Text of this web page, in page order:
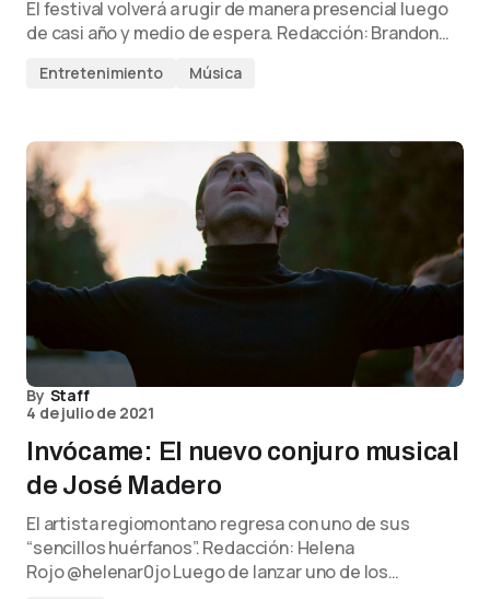
El festival volverá a rugir de manera presencial luego
de casi año y medio de espera. Redacción: Brandon…
Entretenimiento Música
By Staff
4 de julio de 2021
Invócame: El nuevo conjuro musical
de José Madero
El artista regiomontano regresa con uno de sus
“sencillos huérfanos”. Redacción: Helena
Rojo @helenar0jo Luego de lanzar uno de los…